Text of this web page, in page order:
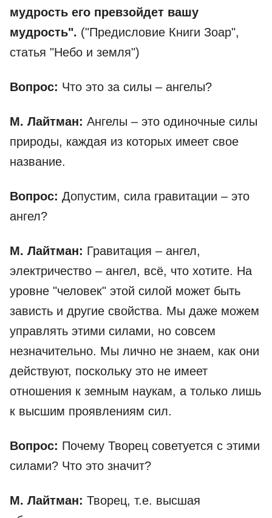
мудрость его превзойдет вашу
мудрость". ("Предисловие Книги Зоар",
статья "Небо и земля")
Вопрос: Что это за силы – ангелы?
М. Лайтман: Ангелы – это одиночные силы
природы, каждая из которых имеет свое
название.
Вопрос: Допустим, сила гравитации – это
ангел?
М. Лайтман: Гравитация – ангел,
электричество – ангел, всё, что хотите. На
уровне "человек" этой силой может быть
зависть и другие свойства. Мы даже можем
управлять этими силами, но совсем
незначительно. Мы лично не знаем, как они
действуют, поскольку это не имеет
отношения к земным наукам, а только лишь
к высшим проявлениям сил.
Вопрос: Почему Творец советуется с этими
силами? Что это значит?
М. Лайтман: Творец, т.е. высшая